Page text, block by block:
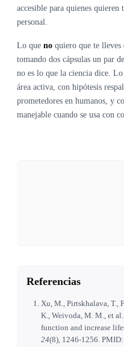
accesible para quienes
personal.
Lo que no quiero que te lleves
tomando dos cápsulas un par
no es lo que la ciencia dice.
área activa, con hipótesis
prometedores en humanos, y
manejable cuando se usa con
Referencias
Xu, M., Pirtskhalava, T.,
K., Weivoda, M. M., et
function and increase
24(8), 1246-1256.